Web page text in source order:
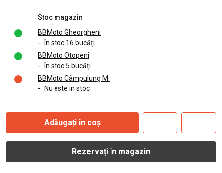
Stoc magazin
BBMoto Gheorgheni
-
În stoc 16 bucăți
BBMoto Otopeni
-
În stoc 5 bucăți
BBMoto Câmpulung M.
-
Nu este în stoc
Adăugați în coș
Rezervați în magazin